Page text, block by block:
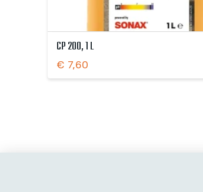
CP 200, 1 L
€ 7,60